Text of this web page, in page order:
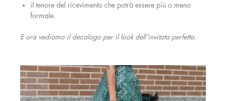
il tenore del ricevimento che potrà essere più o meno
formale.
E ora vediamo il decalogo per il look dell’invitata perfetta.